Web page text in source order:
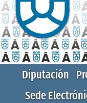
Diputación
Sede